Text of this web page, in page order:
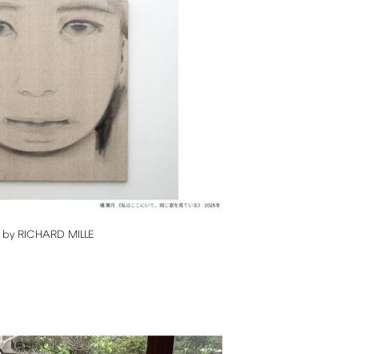
by RICHARD MILLE